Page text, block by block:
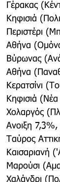
Γέρακας
Κηφισιά
Περιστέρι
Αθήνα
Βύρωνας
Αθήνα
Κερατσίνι
Κηφισιά
Χολαργός
Ανοιξη 7,3%,
Ταύρος
Καισαριανή
Μαρούσι
Χαλάνδρι